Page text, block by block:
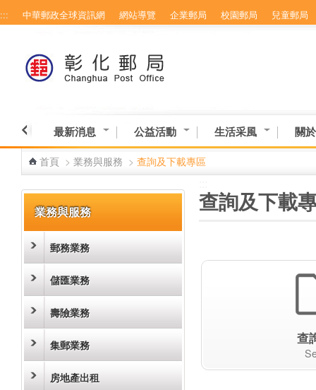
跳到主要內容區塊
::: 中華郵政全球資訊網 網站導覽 企業郵局 校園郵局 兒童郵局
最新消息 公益活動 生活采風 關
首頁 > 業務與服務 > 查詢及下載專區
業務與服務
郵務業務
儲匯業務
壽險業務
集郵業務
房地產出租
查詢及下載
查